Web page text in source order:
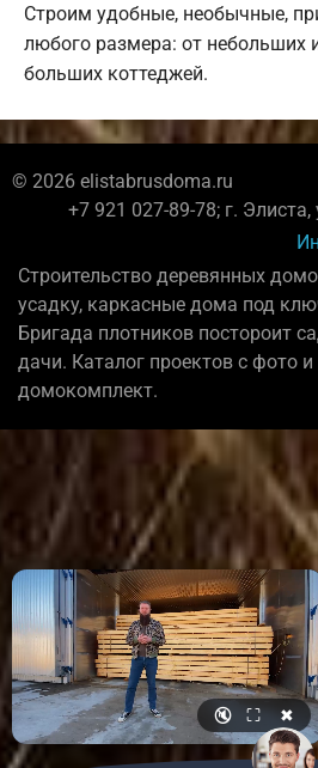
Строим удобные, необычные,
любого размера: от небольших
больших коттеджей.
© 2026 elistabrusdoma.ru
+7 921 027-89-78; г. Элиста,
Строительство деревянных
усадку, каркасные дома под
Бригада плотников постороит
дачи. Каталог проектов с фото
домокомплект.
🔇 ⛶ ✖